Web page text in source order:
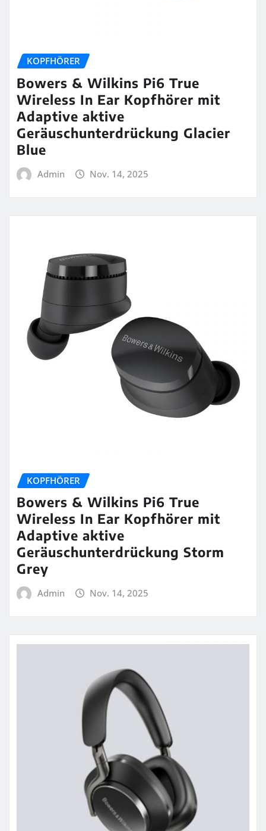
KOPFHÖRER
Bowers & Wilkins Pi6 True
Wireless In Ear Kopfhörer mit
Adaptive aktive
Geräuschunterdrückung Glacier
Blue
Admin Nov. 14, 2025
KOPFHÖRER
Bowers & Wilkins Pi6 True
Wireless In Ear Kopfhörer mit
Adaptive aktive
Geräuschunterdrückung Storm
Grey
Admin Nov. 14, 2025